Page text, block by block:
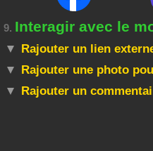
9. Interagir avec le
Rajouter un lien
Rajouter une photo
Rajouter un